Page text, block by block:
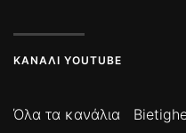
ΚΑΝΆΛΙ YOUTUBE
Όλα τα κανάλια